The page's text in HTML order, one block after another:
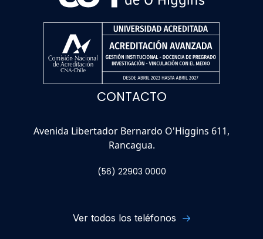
CONTACTO
Avenida Libertador Bernardo O'Higgins 611,
Rancagua.
(56) 22903 0000
Ver todos los teléfonos